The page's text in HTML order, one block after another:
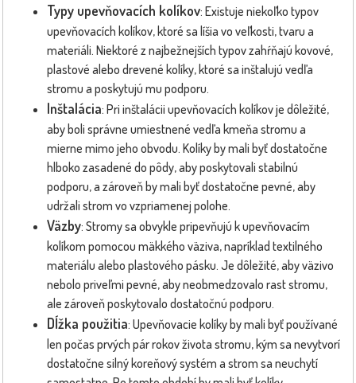
Typy upevňovacích kolíkov: Existuje niekoľko typov
upevňovacích kolíkov, ktoré sa líšia vo veľkosti, tvaru a
materiáli. Niektoré z najbežnejších typov zahŕňajú kovové,
plastové alebo drevené kolíky, ktoré sa inštalujú vedľa
stromu a poskytujú mu podporu.
Inštalácia: Pri inštalácii upevňovacích kolíkov je dôležité,
aby boli správne umiestnené vedľa kmeňa stromu a
mierne mimo jeho obvodu. Kolíky by mali byť dostatočne
hlboko zasadené do pôdy, aby poskytovali stabilnú
podporu, a zároveň by mali byť dostatočne pevné, aby
udržali strom vo vzpriamenej polohe.
Väzby: Stromy sa obvykle pripevňujú k upevňovacím
kolíkom pomocou mäkkého väziva, napríklad textilného
materiálu alebo plastového pásku. Je dôležité, aby väzivo
nebolo priveľmi pevné, aby neobmedzovalo rast stromu,
ale zároveň poskytovalo dostatočnú podporu.
Dĺžka použitia: Upevňovacie kolíky by mali byť používané
len počas prvých pár rokov života stromu, kým sa nevytvorí
dostatočne silný koreňový systém a strom sa neuchytí